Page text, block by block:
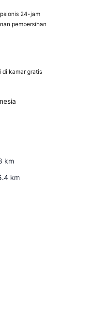
24-jam
pembersihan
di kamar gratis
km
km